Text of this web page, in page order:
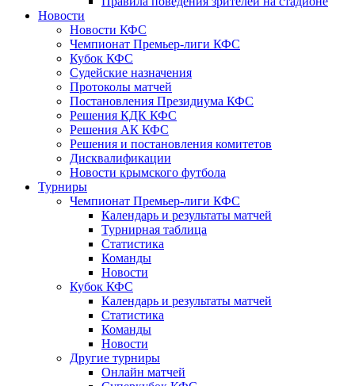
Новости
Новости КФС
Чемпионат Премьер-лиги КФС
Кубок КФС
Судейские назначения
Протоколы матчей
Постановления Президиума КФС
Решения КДК КФС
Решения АК КФС
Решения и постановления комитетов
Дисквалификации
Новости крымского футбола
Турниры
Чемпионат Премьер-лиги КФС
Календарь и результаты матчей
Турнирная таблица
Статистика
Команды
Новости
Кубок КФС
Календарь и результаты матчей
Статистика
Команды
Новости
Другие турниры
Онлайн матчей